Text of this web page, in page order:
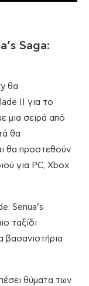
Saga:
θα
II για το
μια σειρά από
θα
θα προστεθούν
για PC, Xbox
Senua’s
ταξίδι
βασανιστήρια
θύματα των